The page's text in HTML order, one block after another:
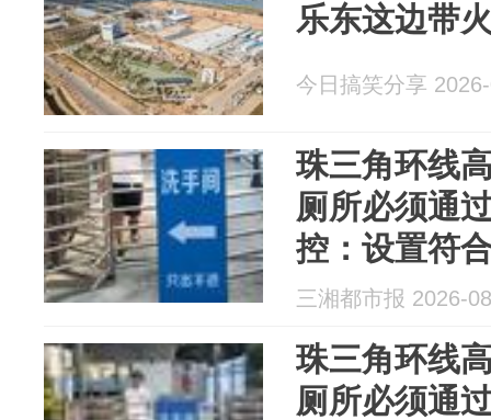
乐东这边带
今日搞笑分享
珠三角环线
厕所必须通
控：设置符
费，此种设
三湘都市报 2026-
珠三角环线
厕所必须通